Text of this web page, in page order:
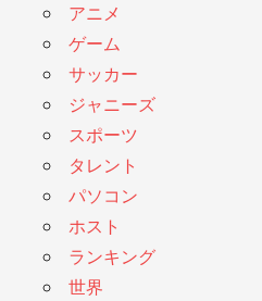
アニメ
ゲーム
サッカー
ジャニーズ
スポーツ
タレント
パソコン
ホスト
ランキング
世界